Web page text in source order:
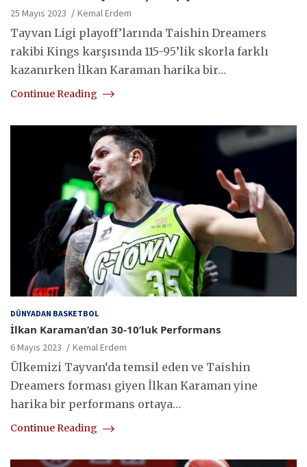
25 Mayıs 2023 Kemal Erdem
Tayvan Ligi playoff’larında Taishin Dreamers
rakibi Kings karşısında 115-95’lik skorla farklı
kazanırken İlkan Karaman harika bir…
Continue Reading
DÜNYADAN BASKETBOL
İlkan Karaman’dan 30-10’luk Performans
6 Mayıs 2023 Kemal Erdem
Ülkemizi Tayvan‘da temsil eden ve Taishin
Dreamers forması giyen İlkan Karaman yine
harika bir performans ortaya…
Continue Reading